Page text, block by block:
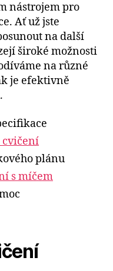
nástrojem pro
Ať už jste
na další
široké možnosti
na různé
je efektivně
cvičení
plánu
s míčem